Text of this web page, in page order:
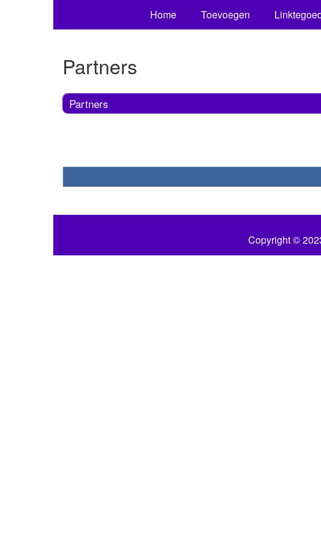
Home Toevoegen
Partners
Partners
Copyright ©